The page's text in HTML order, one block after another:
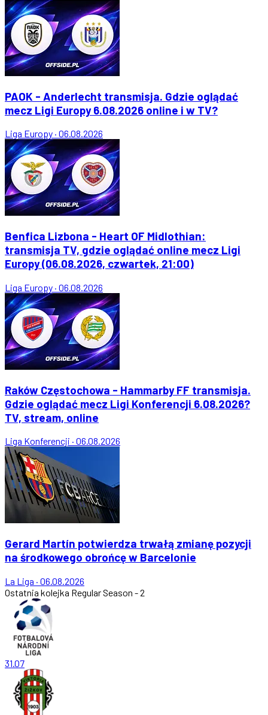
PAOK - Anderlecht transmisja. Gdzie oglądać
mecz Ligi Europy 6.08.2026 online i w TV?
Liga Europy · 06.08.2026
Benfica Lizbona - Heart OF Midlothian:
transmisja TV, gdzie oglądać online mecz Ligi
Europy (06.08.2026, czwartek, 21:00)
Liga Europy · 06.08.2026
Raków Częstochowa - Hammarby FF transmisja.
Gdzie oglądać mecz Ligi Konferencji 6.08.2026?
TV, stream, online
Liga Konferencji · 06.08.2026
Gerard Martín potwierdza trwałą zmianę pozycji
na środkowego obrońcę w Barcelonie
La Liga · 06.08.2026
Ostatnia kolejka Regular Season - 2
31.07